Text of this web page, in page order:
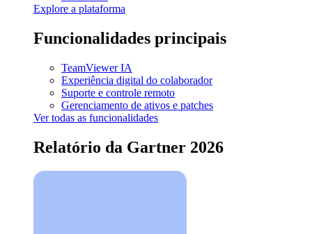
Explore a plataforma
Funcionalidades principais
TeamViewer IA
Experiência digital do colaborador
Suporte e controle remoto
Gerenciamento de ativos e patches
Ver todas as funcionalidades
Relatório da Gartner 2026